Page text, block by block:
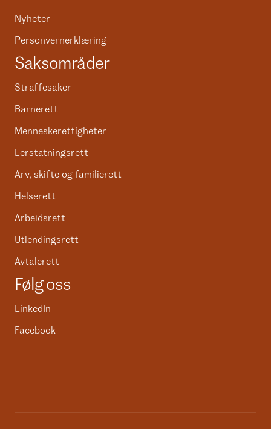
Nyheter
Personvernerklæring
Saksområder
Straffesaker
Barnerett
Menneskerettigheter
Eerstatningsrett
Arv, skifte og familierett
Helserett
Arbeidsrett
Utlendingsrett
Avtalerett
Følg oss
LinkedIn
Facebook